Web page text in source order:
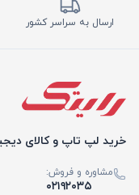
ارسال به سراسر کشور
خرید لپ تاپ و کالای
مشاوره و فروش:
۰۲۱۹۲۰۳۵